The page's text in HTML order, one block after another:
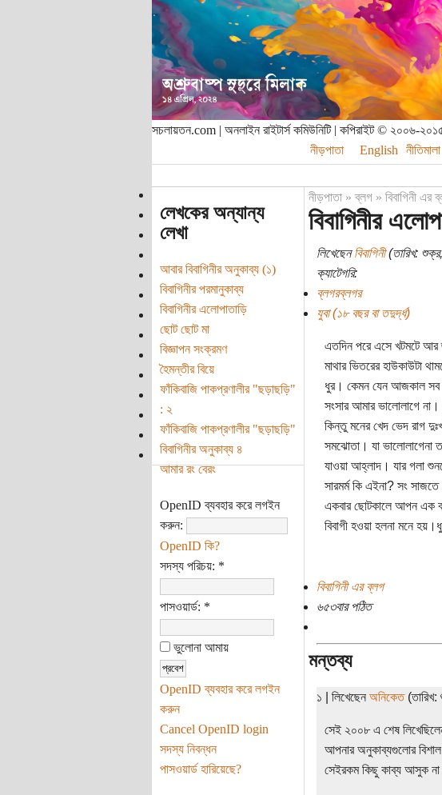
সচলায়তন.com | অনলাইন রাইটার্স কমিউনিটি | কপিরাইট © ২০০৬-
নীড়পাতা
English নীতিমালা
লেখকের অন্যান্য
লেখা
আবার বিবাগিনীর অনুকাব্য (১)
বিবাগিনীর পরমানুকাব্য
বিবাগিনীর এলোপাতাড়ি
ছোট ছোট মা
বিজ্ঞাপন সংক্রমণ
হৈমন্তীর বিয়ে
ফাঁকিবাজি পাকপ্রণালীর "ছড়াছড়ি"
: ২
ফাঁকিবাজি পাকপ্রণালীর "ছড়াছড়ি"
বিবাগিনীর অনুকাব্য ৪
আমার রং বেরং
OpenID ব্যবহার করে লগইন
করুন:
OpenID কি?
সদস্য পরিচয়: *
পাসওয়ার্ড: *
ভুলোনা আমায়
OpenID ব্যবহার করে লগইন
করুন
Cancel OpenID login
সদস্য নিবন্ধন
পাসওয়ার্ড হারিয়েছে?
নীড়পাতা»ব্লগ» বিবাগিনী এর
বিবাগিনীর
লিখেছেনবিবাগিনী(তারিখ:
ক্যাটেগরি:
ব্লগরব্লগর
যুবা (১৮ বছর বা তদুর্দ্ধ)
এতদিন পরে এসে খটমটে আর
মাথার ভিতরের হাউকাউটা
ধুর। কেমন যেন আজকাল সব
সংসার আমার ভালোলাগে
কিন্তু মনের খেদ ভেদ রাগ
সমঝোতা। যা ভালোলাগেনা
যাওয়া আহ্লাদ। যার গলা
সারমর্ম কি এইনা? সং
একবার ছোটকালে আপন এক
বিবাগী হওয়া হলনা মনে
বিবাগিনী এর ব্লগ
৬৫৩বার পঠিত
মন্তব্য
১ | লিখেছেন অনিকেত(তারিখ:
সেই ২০০৮ এ শেষ
আপনার অনুকাব্যগুলোর
সেইরকম কিছু কাব্য আসুক